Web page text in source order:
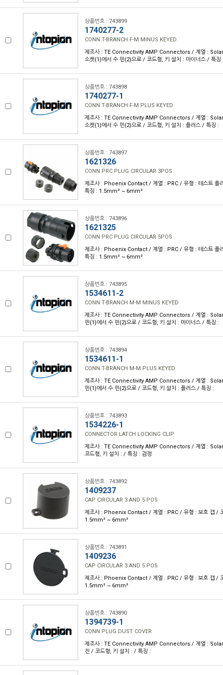
상품번호 : 743899
1740277-2
CONN T-BRANCH F-M MINUS KEYED
제조사 : TE Connectivity AMP Connectors / 계열 :
소켓(1)에서 수 핀(2)으로 / 코드형, 키 설치 : 마이너스 / 특징
상품번호 : 743898
1740277-1
CONN T-BRANCH F-M PLUS KEYED
제조사 : TE Connectivity AMP Connectors / 계열 :
소켓(1)에서 수 핀(2)으로 / 코드형, 키 설치 : 플러스 / 특징 :
상품번호 : 743897
1621326
CONN PRC PLUG CIRCULAR 3POS
제조사 : Phoenix Contact / 계열 : PRC / 유형 : 테스트 플
특징 : 1.5mm² ~ 6mm²
상품번호 : 743896
1621325
CONN PRC PLUG CIRCULAR 5POS
제조사 : Phoenix Contact / 계열 : PRC / 유형 : 테스트 플
특징 : 1.5mm² ~ 6mm²
상품번호 : 743895
1534611-2
CONN T-BRANCH M-M MINUS KEYED
제조사 : TE Connectivity AMP Connectors / 계열 :
핀(1)에서 수 핀(2)으로 / 코드형, 키 설치 : 마이너스 / 특징 :
상품번호 : 743894
1534611-1
CONN T-BRANCH M-M PLUS KEYED
제조사 : TE Connectivity AMP Connectors / 계열 :
핀(1)에서 수 핀(2)으로 / 코드형, 키 설치 : 플러스 / 특징 :
상품번호 : 743893
1534226-1
CONNECTOR LATCH LOCKING CLIP
제조사 : TE Connectivity AMP Connectors / 계열 :
코드형, 키 설치 : / 특징 : 검정
상품번호 : 743892
1409237
CAP CIRCULAR 3 AND 5 POS
제조사 : Phoenix Contact / 계열 : PRC / 유형 : 보호 캡 /
1.5mm² ~ 6mm²
상품번호 : 743891
1409236
CAP CIRCULAR 3 AND 5 POS
제조사 : Phoenix Contact / 계열 : PRC / 유형 : 보호 캡 /
1.5mm² ~ 6mm²
상품번호 : 743890
1394739-1
CONN PLUG DUST COVER
제조사 : TE Connectivity AMP Connectors / 계열 :
진 / 코드형, 키 설치 : / 특징 :